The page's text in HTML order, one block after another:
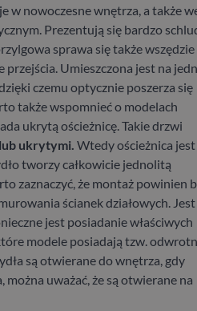
w nowoczesne wnętrza, a także
Prezentują się bardzo
sprawa się także
przejścia. Umieszczona jest na
czemu optycznie poszerza się
także wspomnieć o modelach
ukrytą ościeżnicę. Takie drzwi
ukrytymi. Wtedy ościeżnica jest
tworzy całkowicie jednolitą
zaznaczyć, że montaż powinien
ścianek działowych.
jest posiadanie właściwych
modele posiadają tzw.
są otwierane do wnętrza, gdy
uważać, że są otwierane na